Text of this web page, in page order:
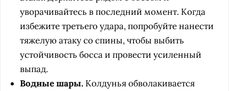
уворачивайтесь в последний момент. Когда
избежите третьего удара, попробуйте нанести
тяжелую атаку со спины, чтобы выбить
устойчивость босса и провести усиленный
выпад.
Водные шары. Колдунья обволакивается